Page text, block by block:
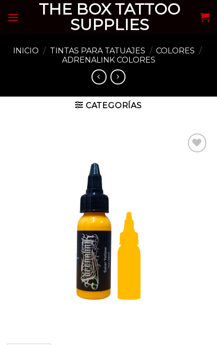
THE BOX TATTOO
SUPPLIES
INICIO / TINTAS PARA TATUAJES / COLORES /
ADRENALINK COLORES
CATEGORÍAS